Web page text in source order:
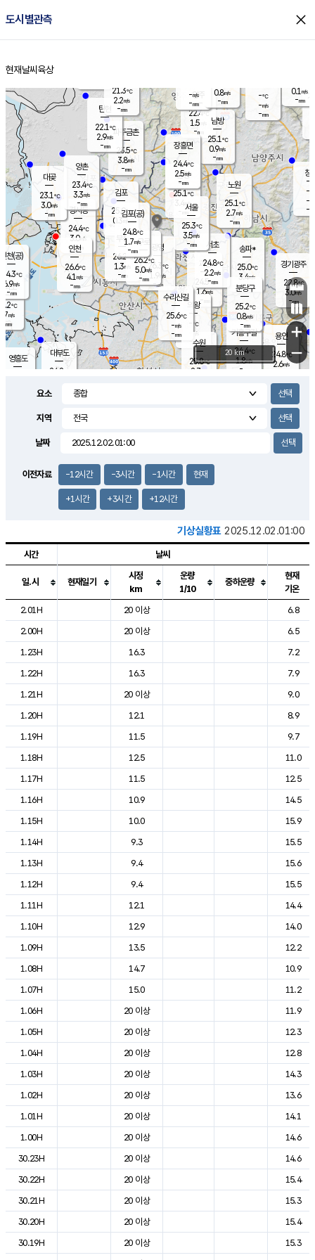
도시별관측 close
홈
현재날씨 육상
의도
℃
m/s
mm
영흥도
양주
22.4℃
1.5
-mm
과천
24.5℃
1.6m/s
- mm
용인
24.8℃
2.6m/s
경기광주
22.8℃
3.0m/s
-mm
2.0m/s
대부도
24.8
경서동
24.4℃
3.0m/s
-mm
파주금촌
23.5℃
3.8m/s
-mm
-℃
-m/s
-mm
대곶
23.1℃
3.0m/s
-mm
창
-
-m/
-
탄현
22.1℃
2.9m/s
-mm
0.1 m/s
-mm
의왕
- ℃
m/s
mm
김포
25.0℃
0.3 m/s
mm
광명
26.3 ℃
1.9 m/s
-mm
부천
26.2℃
1.3m/s
-mm
양촌
23.4℃
3.3m/s
-mm
구로
26.2℃
5.0m/s
-mm
은평
25.1℃
3.4 m/s
- mm
노원
25.1℃
2.7m/s
-mm
송파*
25.0℃
3.4m/s
-mm
서초
24.8℃
2.2m/s
-mm
남방
25.1℃
0.9m/s
-mm
기흥구갈
24.4℃
1.8m/s
-
수리산길
25.6℃
-m/s
-mm
분당구
25.2℃
0.8m/s
-mm
장흥면
24.4℃
2.5m/s
-mm
-m/s
-mm
인천(공)
24.3℃
6.9m/s
-mm
김포(공)
24.8℃
1.7m/s
-mm
수원
25.8℃
2.7 m/s
인천
26.6℃
4.1 m/s
-mm
서울
25.3℃
3.5m/s
-mm
21.3℃
2.2m/s
-mm
0.8m/s
-mm
+
−
20 km
요소
지역
날짜
이전자료 -12시간 -3시간 -1시간 현재
+1시간 +3시간 +12시간
기상실황표 2025.12.02.01:00
도시별 기상실황표로 지점, 날씨, 기온, 강수, 바람, 기압등을 안내한 표입
시간 날씨
일.시 현재일기
시정
km
운량
1/10
중하운량
현재
기온
2.01H
20 이상
6.8
2.00H
20 이상
6.5
1.23H
16.3
7.2
1.22H
16.3
7.9
1.21H
20 이상
9.0
1.20H
12.1
8.9
1.19H
11.5
9.7
1.18H
12.5
11.0
1.17H
11.5
12.5
1.16H
10.9
14.5
1.15H
10.0
15.9
1.14H
9.3
15.5
1.13H
9.4
15.6
1.12H
9.4
15.5
1.11H
12.1
14.4
1.10H
12.9
14.0
1.09H
13.5
12.2
1.08H
14.7
10.9
1.07H
15.0
11.2
1.06H
20 이상
11.9
1.05H
20 이상
12.3
1.04H
20 이상
12.8
1.03H
20 이상
14.3
1.02H
20 이상
13.6
1.01H
20 이상
14.1
1.00H
20 이상
14.6
30.23H
20 이상
14.6
30.22H
20 이상
15.4
30.21H
20 이상
15.3
30.20H
20 이상
15.4
30.19H
20 이상
15.3